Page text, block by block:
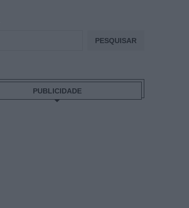
PESQUISAR
PUBLICIDADE